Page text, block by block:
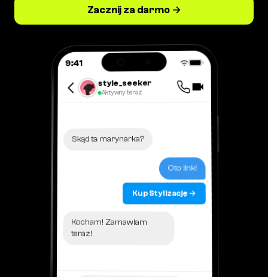
Zacznij za darmo →
9:41
style_seeker
Aktywny teraz
Skąd ta marynarka?
Oto link!
Kup Stylizację →
Kocham! Zamawiam
teraz!